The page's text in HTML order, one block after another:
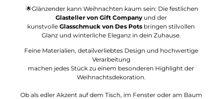
🌟Glänzender kann Weihnachten kaum sein: Die festlichen
Glasteller von Gift Companyund der
kunstvolle Glasschmuck von Des Pots bringen stilvollen
Glanz und winterliche Eleganz in dein Zuhause.
Feine Materialien, detailverliebtes Design und hochwertige
Verarbeitung
machen jedes Stück zu einem besonderen Highlight der
Weihnachtsdekoration.
Ob als edler Akzent auf dem Tisch, im Fenster oder am Baum